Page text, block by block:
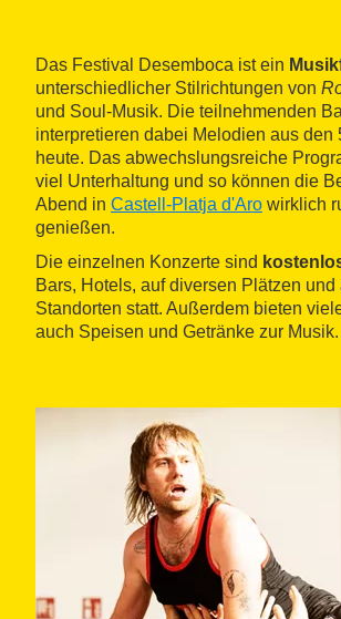
Das Festival Desemboca ist ein
unterschiedlicher Stilrichtungen von
und Soul-Musik. Die teilnehmenden
interpretieren dabei Melodien aus den
heute. Das abwechslungsreiche
viel Unterhaltung und so können die
Abend in Castell-Platja d'Aro wirklich
genießen.
Die einzelnen Konzerte sind
Bars, Hotels, auf diversen Plätzen und
Standorten statt. Außerdem bieten
auch Speisen und Getränke zur Musik.